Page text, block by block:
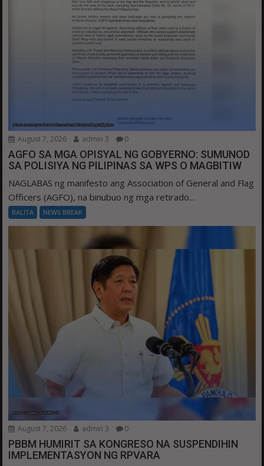
August 7, 2026 admin 3 0
AGFO SA MGA OPISYAL NG GOBYERNO: SUMUNOD
SA POLISIYA NG PILIPINAS SA WPS O MAGBITIW
NAGLABAS ng manifesto ang Association of General and Flag
Officers (AGFO), na binubuo ng mga retirado...
BALITA NEWS BREAK
August 7, 2026 admin 3 0
PBBM HUMIRIT SA KONGRESO NA SUSPENDIHIN
IMPLEMENTASYON NG RPVARA